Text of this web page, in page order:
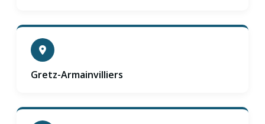
Gretz-Armainvilliers